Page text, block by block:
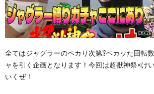
全てはジャグラーのペカり次第⁉ペカッた回転
ャを引く企画となります！今回は超獣神祭×け
いくぜ！